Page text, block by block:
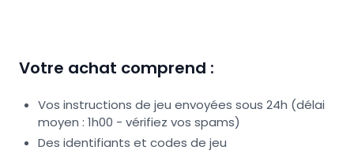
Votre achat comprend :
Vos instructions de jeu envoyées sous 24h (délai
moyen : 1h00 - vérifiez vos spams)
Des identifiants et codes de jeu